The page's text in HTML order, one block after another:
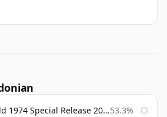
1974 Special Release 2015 53.3%